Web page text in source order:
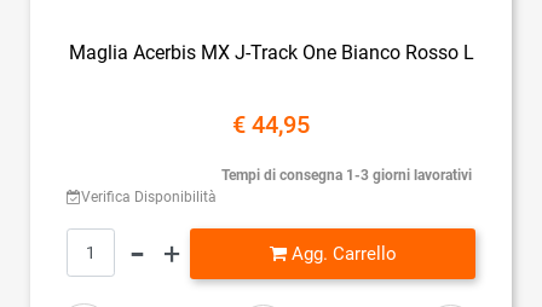
Maglia Acerbis MX J-Track One Bianco Rosso L
€ 44,95
Verifica Disponibilità
Tempi di consegna 1-3 giorni lavorativi
Quantità
Agg. Carrello